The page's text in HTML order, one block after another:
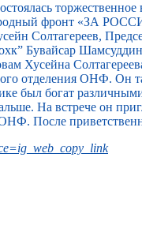
фронт «ЗА
Солтагереев,
Бувайсар
Хусейна
отделения ОНФ. Он
был богат
На встрече он
После